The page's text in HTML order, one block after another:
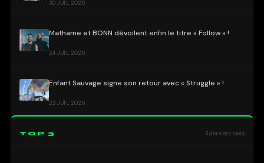
30 JUIL 2026
Mathame et BONN dévoilent enfin le titre « Follow » !
24 JUIL 2026
Enfant Sauvage signe son retour avec « Struggle » !
23 JUIL 2026
TOP 3 3 derniers mois